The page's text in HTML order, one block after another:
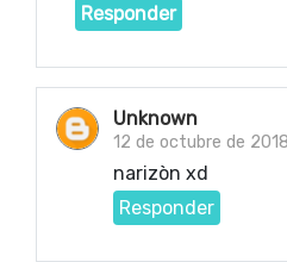
Responder
Unknown
12 de octubre de
narizòn xd
Responder